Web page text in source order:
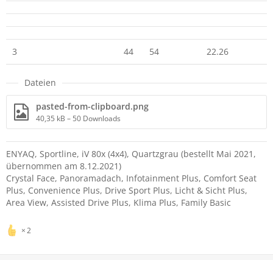
3 44 54 22.26
Dateien
pasted-from-clipboard.png
40,35 kB – 50 Downloads
ENYAQ, Sportline, iV 80x (4x4), Quartzgrau (bestellt Mai 2021,
übernommen am 8.12.2021)
Crystal Face, Panoramadach, Infotainment Plus, Comfort Seat
Plus, Convenience Plus, Drive Sport Plus, Licht & Sicht Plus,
Area View, Assisted Drive Plus, Klima Plus, Family Basic
2